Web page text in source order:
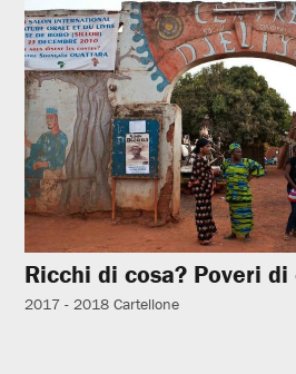
Ricchi di cosa? Poveri di
2017 - 2018 Cartellone